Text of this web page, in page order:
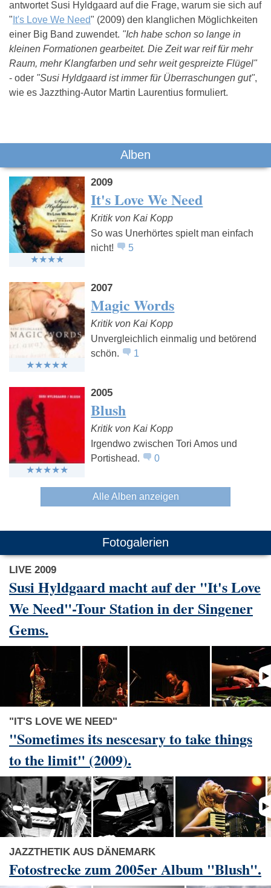
antwortet Susi Hyldgaard auf die Frage, warum sie sich auf
" It's Love We Need" (2009) den klanglichen Möglichkeiten
einer Big Band zuwendet. "Ich habe schon so lange in
kleinen Formationen gearbeitet. Die Zeit war reif für mehr
Raum, mehr Klangfarben und sehr weit gespreizte Flügel"
- oder "Susi Hyldgaard ist immer für Überraschungen gut",
wie es Jazzthing-Autor Martin Laurentius formuliert.
Das könnte Dich auch interessieren:
The Cinematic
Orchestra
Joss Stone
Alben
2009
It's Love We Need
Kritik von Kai Kopp
So was Unerhörtes spielt man einfach
nicht!
5
2007
Magic Words
Kritik von Kai Kopp
Unvergleichlich einmalig und betörend
schön.
1
2005
Blush
Kritik von Kai Kopp
Irgendwo zwischen Tori Amos und
Portishead.
0
Alle Alben anzeigen
Fotogalerien
LIVE 2009
Susi Hyldgaard macht auf der "It's Love
We Need"-Tour Station in der Singener
Gems.
"IT'S LOVE WE NEED"
"Sometimes its nescesary to take things
to the limit" (2009).
JAZZTHETIK AUS DÄNEMARK
Fotostrecke zum 2005er Album "Blush".